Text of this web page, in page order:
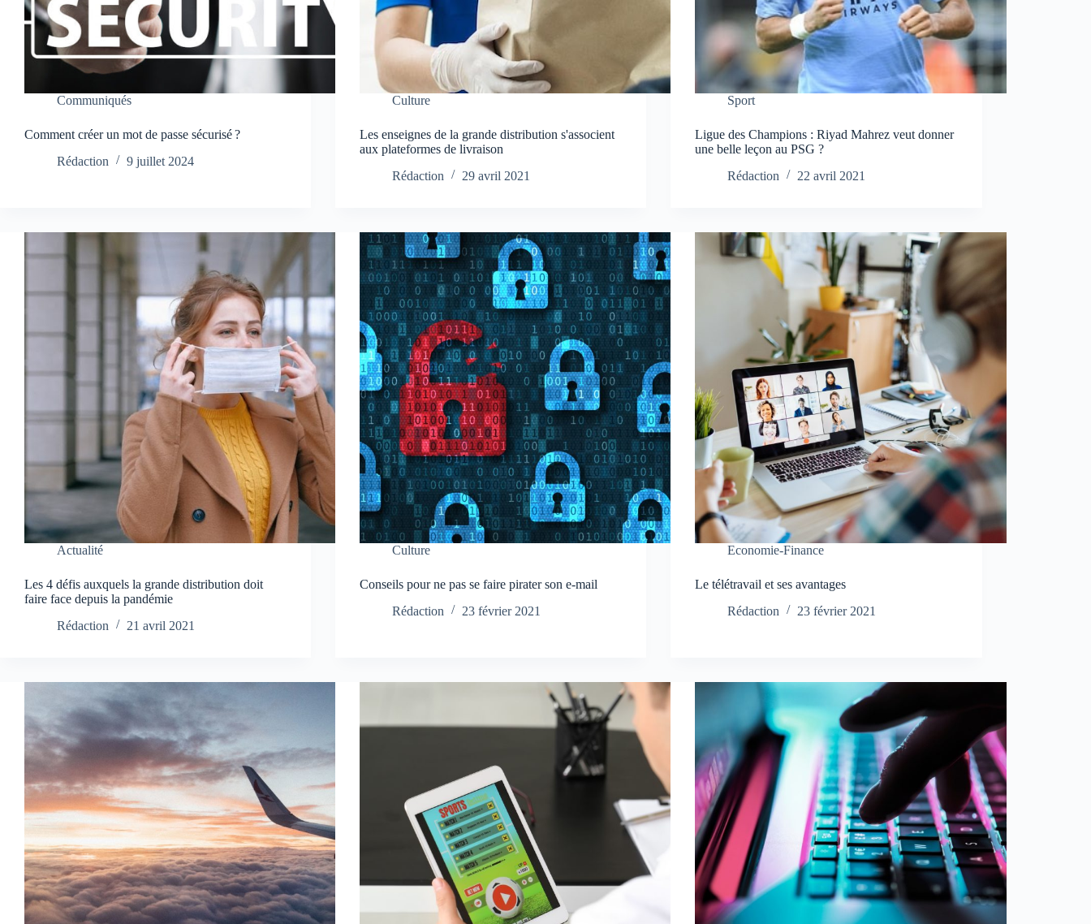
Communiqués
Comment créer un mot de passe sécurisé ?
Rédaction
9 juillet 2024
Culture
Les enseignes de la grande distribution s'associent
aux plateformes de livraison
Rédaction
29 avril 2021
Sport
Ligue des Champions : Riyad Mahrez veut donner
une belle leçon au PSG ?
Rédaction
22 avril 2021
Actualité
Les 4 défis auxquels la grande distribution doit
faire face depuis la pandémie
Rédaction
21 avril 2021
Culture
Conseils pour ne pas se faire pirater son e-mail
Rédaction
23 février 2021
Economie-Finance
Le télétravail et ses avantages
Rédaction
23 février 2021